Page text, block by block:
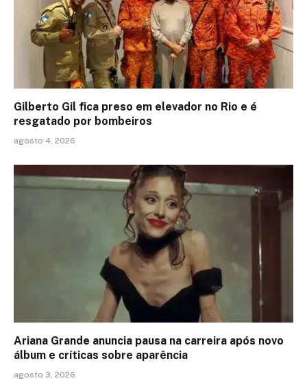
Gilberto Gil fica preso em elevador no Rio e é
resgatado por bombeiros
agosto 4, 2026
Ariana Grande anuncia pausa na carreira após novo
álbum e críticas sobre aparência
agosto 3, 2026